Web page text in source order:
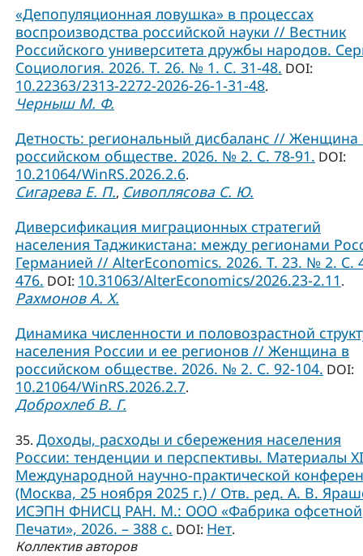
«Депопуляционная ловушка» в процессах
воспроизводства российской науки // Вестник
Российского университета дружбы народов.
Социология. 2026. Т. 26. № 1. C. 31-48. DOI:
10.22363/2313-2272-2026-26-1-31-48.
Черныш М. Ф.
Детность: региональный дисбаланс // Женщина
российском обществе. 2026. № 2. С. 78-91. DOI:
10.21064/WinRS.2026.2.6.
Сигарева Е. П., Сивоплясова С. Ю.
Диверсификация миграционных стратегий
населения Таджикистана: между регионами
Германией // AlterEconomics. 2026. Т. 23. № 2. С.
476. DOI: 10.31063/AlterEconomics/2026.23-2.11.
Рахмонов А. Х.
Динамика численности и половозрастной
населения России и ее регионов // Женщина в
российском обществе. 2026. № 2. С. 92-104. DOI:
10.21064/WinRS.2026.2.7.
Доброхлеб В. Г.
35. Доходы, расходы и сбережения населения
России: тенденции и перспективы. Материалы XI
Международной научно-практической
(Москва, 25 ноября 2025 г.) / Отв. ред. А. В.
ИСЭПН ФНИСЦ РАН. М.: ООО «Фабрика офсетной
Печати», 2026. – 388 с. DOI: Нет.
Коллектив авторов